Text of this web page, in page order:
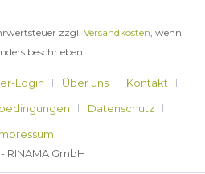
zzgl. Versandkosten, wenn
beschrieben
Login Über uns
Kontakt
Datenschutz
RINAMA GmbH